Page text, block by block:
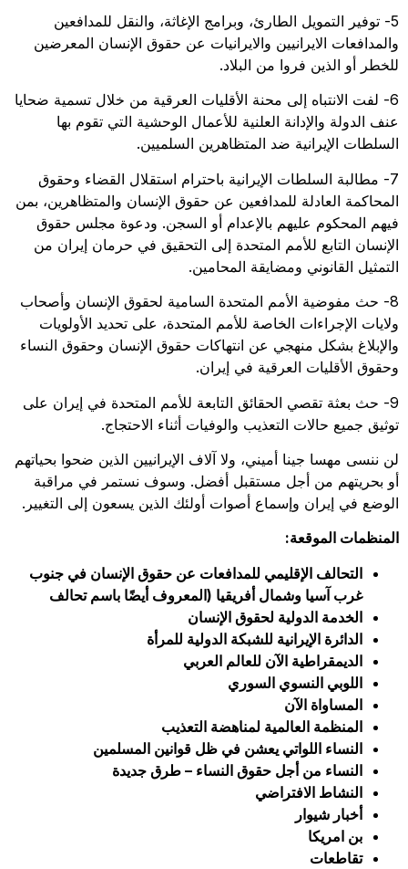
5- توفير التمويل الطارئ، وبرامج الإغاثة، والنقل للمدافعين
والمدافعات الايرانيين والايرانيات عن حقوق الإنسان المعرضين
للخطر أو الذين فروا من البلاد.
6- لفت الانتباه إلى محنة الأقليات العرقية من خلال تسمية ضحايا
عنف الدولة والإدانة العلنية للأعمال الوحشية التي تقوم بها
السلطات الإيرانية ضد المتظاهرين السلميين.
7- مطالبة السلطات الإيرانية باحترام استقلال القضاء وحقوق
المحاكمة العادلة للمدافعين عن حقوق الإنسان والمتظاهرين، بمن
فيهم المحكوم عليهم بالإعدام أو السجن. ودعوة مجلس حقوق
الإنسان التابع للأمم المتحدة إلى التحقيق في حرمان إيران من
التمثيل القانوني ومضايقة المحامين.
8- حث مفوضية الأمم المتحدة السامية لحقوق الإنسان وأصحاب
ولايات الإجراءات الخاصة للأمم المتحدة، على تحديد الأولويات
والإبلاغ بشكل منهجي عن انتهاكات حقوق الإنسان وحقوق النساء
وحقوق الأقليات العرقية في إيران.
9- حث بعثة تقصي الحقائق التابعة للأمم المتحدة في إيران على
توثيق جميع حالات التعذيب والوفيات أثناء الاحتجاج.
لن ننسى مهسا جينا أميني، ولا آلاف الإيرانيين الذين ضحوا بحياتهم
أو بحريتهم من أجل مستقبل أفضل. وسوف نستمر في مراقبة
الوضع في إيران وإسماع أصوات أولئك الذين يسعون إلى التغيير.
المنظمات الموقعة:
التحالف الإقليمي للمدافعات عن حقوق الإنسان في جنوب
غرب آسيا وشمال أفريقيا (المعروف أيضًا باسم تحالف
الخدمة الدولية لحقوق الإنسان
الدائرة الإيرانية للشبكة الدولية للمرأة
الديمقراطية الآن للعالم العربي
اللوبي النسوي السوري
المساواة الآن
المنظمة العالمية لمناهضة التعذيب
النساء اللواتي يعشن في ظل قوانين المسلمين
النساء من أجل حقوق النساء – طرق جديدة
النشاط الافتراضي
أخبار شيوار
بن امريكا
تقاطعات